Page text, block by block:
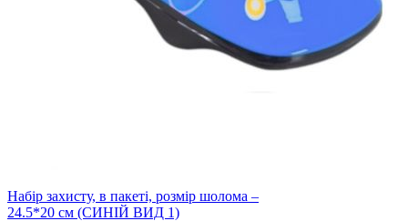
Набiр захисту, в пакеті, розмір шолома –
24.5*20 см (СИНІЙ ВИД 1)